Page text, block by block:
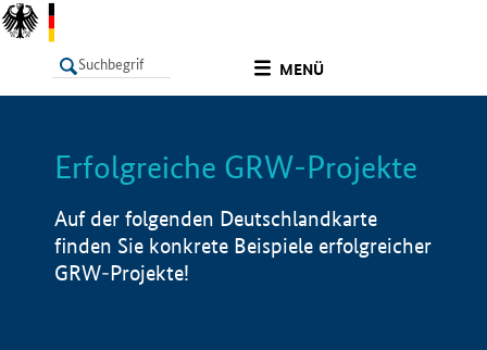
MENÜ
LISTE Info
Erfolgreiche GRW-Projekte
Auf der folgenden Deutschlandkarte
finden Sie konkrete Beispiele erfolgreicher
GRW-Projekte!